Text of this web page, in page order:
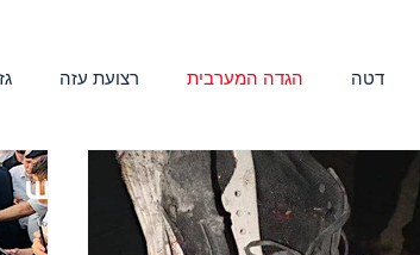
דטה הגדה המערבית רצועת עזה
דטה גזרות נוספות מעורבים בעל כורחם דעות